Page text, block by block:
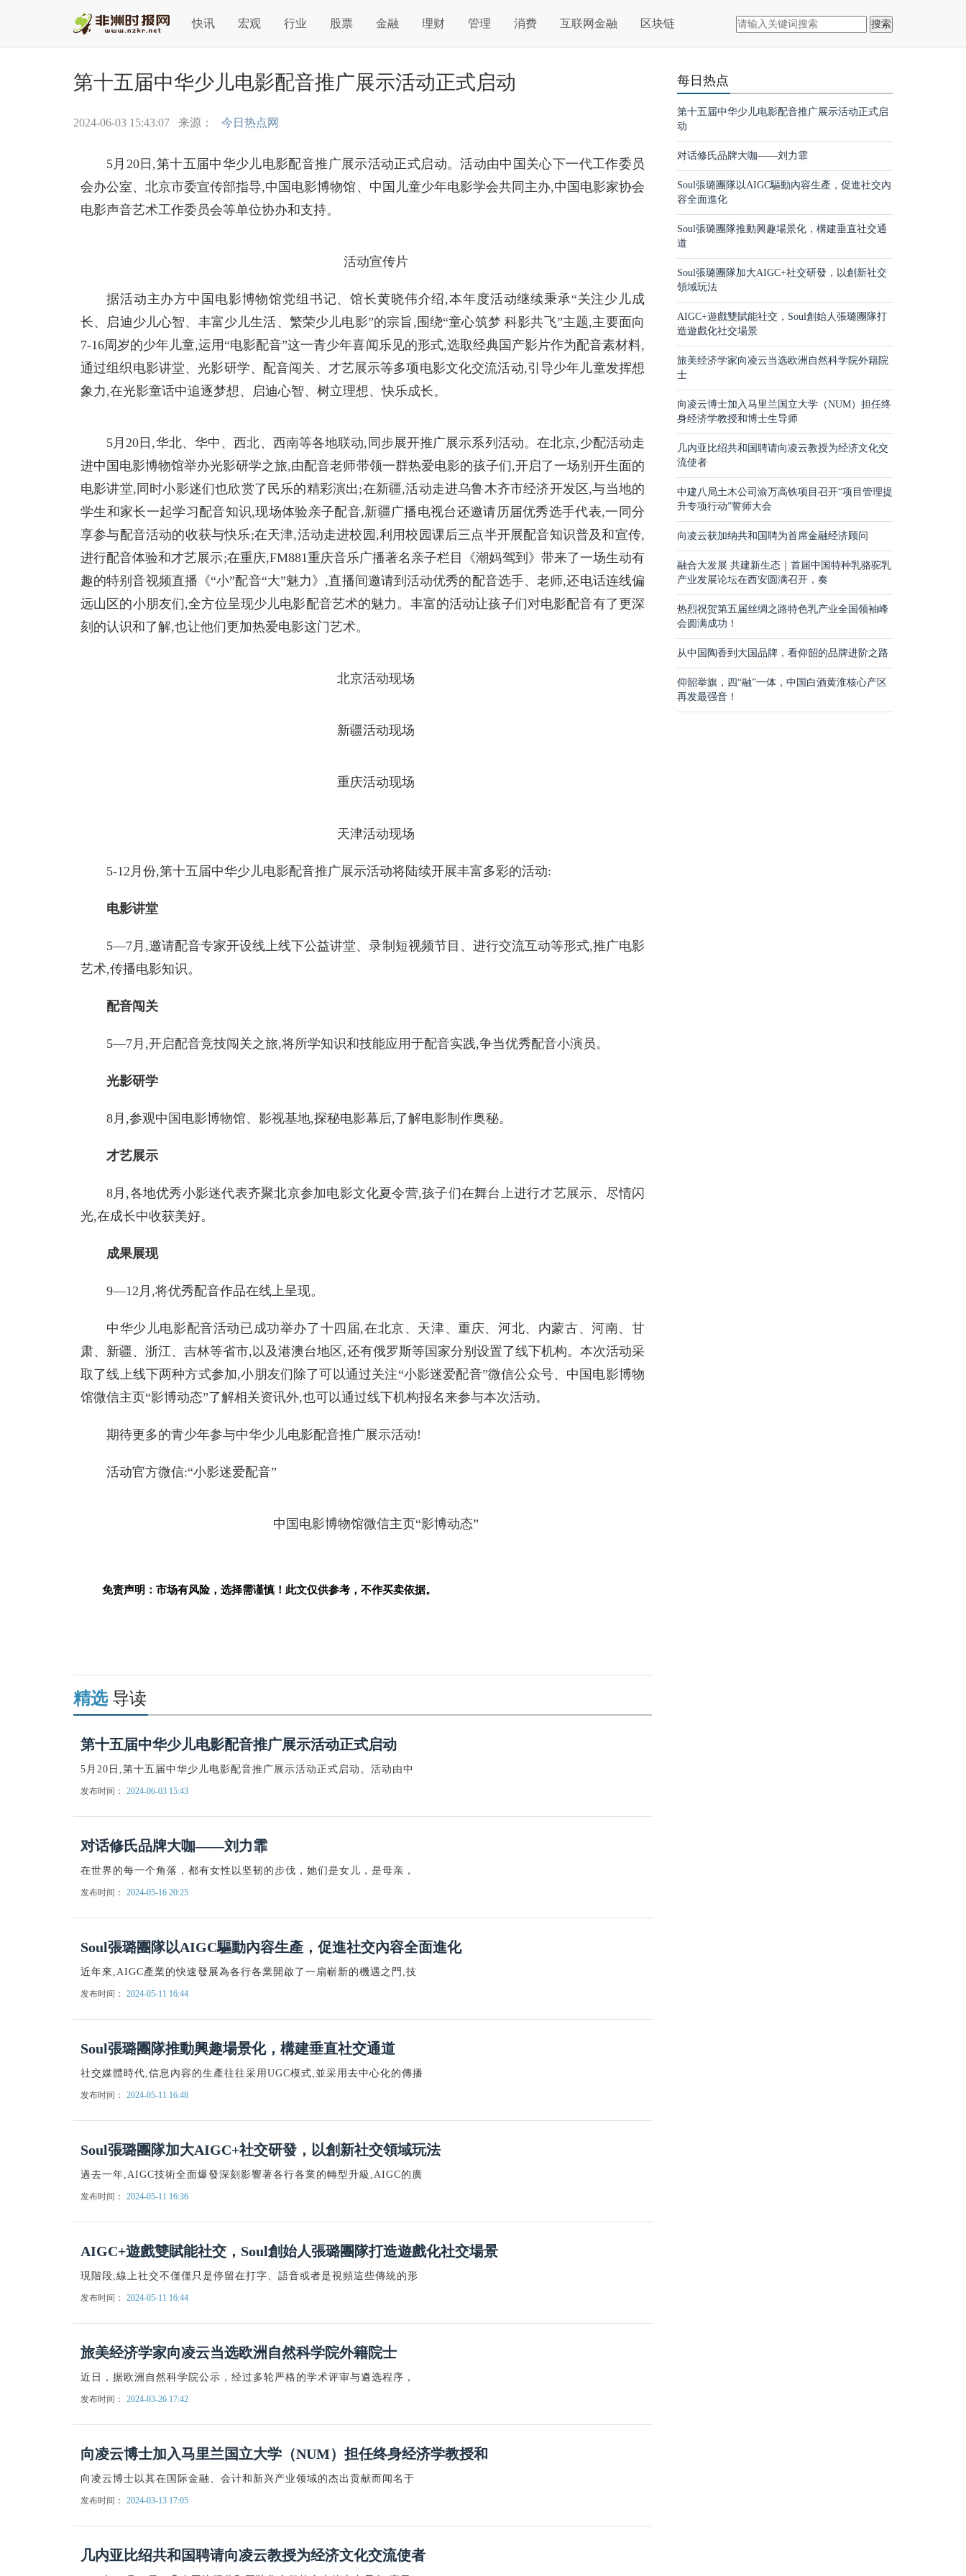
快讯 宏观 行业 股票 金融 理财 管理 消费 互联网金融 区块链 搜索
第十五届中华少儿电影配音推广展示活动正式启动
2024-06-03 15:43:07 来源： 今日热点网
5月20日,第十五届中华少儿电影配音推广展示活动正式启动。活动由中国关心下一代工作委员
会办公室、北京市委宣传部指导,中国电影博物馆、 中国儿童少年电影学会共同主办,中国电影家协会
电影声音艺术工作委员会等单位协办和支持。
活动宣传片
据活动主办方中国电影博物馆党组 书记、馆长黄晓伟介绍,本年度活动继续秉承“关注少儿成
长、启迪少儿心智、丰富少儿生活、繁荣少儿电影”的宗旨,围绕“童心筑梦 科影共飞”主题,主要面向
7-16周岁的少年儿童,运用“电影配音”这一青少年喜闻乐见的形式,选取经典国产影片作为配音素材料,
通过组织电影讲堂、光影研学、配音闯关、才艺展示等多项电影文化交流活动,引导少年儿童发挥想
象力,在光影童话中追逐梦想、启迪心智、树立理想、快乐成长。
5月20日,华北、华中、西北、西南等各地联动,同步展开推广展示系列活动。在北京,少配活动走
进中国电影博物馆举办光影研学之旅,由配音老师带领一群热爱电影的孩子们,开启了一场别开生面的
电影讲堂,同时小影迷们也欣赏了民乐的精彩演出;在新疆,活动走进乌鲁木齐市经济开发区,与当地的
学生和家长一起学习配音知识,现场体验亲子配音,新疆广播电视台还邀请历届优秀选手代表,一同分
享参与配音活动的收获与快乐;在天津,活动走进校园,利用校园课后三点半开展配音知识普及和宣传,
进行配音体验和才艺展示;在重庆,FM881重庆音乐广播著名亲子栏目《潮妈驾到》带来了一场生动有
趣的特别音视频直播《“小”配音“大”魅力》,直播间邀请到活动优秀的配音选手、老师,还电话连线偏
远山区的小朋友们,全方位呈现少儿电影配音艺术的魅力。丰富的活动让孩子们对电影配音有了更深
刻的认识和了解,也让他们更加热爱电影这门艺术。
北京活动现场
新疆活动现场
重庆活动现场
天津活动现场
5-12月份,第十五届中华少儿电影配音推广展示活动将陆续开展丰富多彩的活动:
电影讲堂
5—7月,邀请配音专家开设线上线下公益讲堂、录制短视频节目、进行交流互动等形式,推广电影
艺术,传播电影知识。
配音闯关
5—7月,开启配音竞技闯关之旅,将所学知识和技能应用于配音实践,争当优秀配音小演员。
光影研学
8月,参观中国电影博物馆、影视基地,探秘电影幕后,了解电影制作奥秘。
才艺展示
8月,各地优秀小影迷代表齐聚北京参加电影文化夏令营,孩子们在舞台上进行才艺展示、尽情闪
光,在成长中收获美好。
成果展现
9—12月,将优秀配音作品在线上呈现。
中华少儿电影配音活动已成功举办了十四届,在北京、天津、重庆、河北、内蒙古、河南、甘
肃、新疆、浙江、吉林等省市,以及港澳台地区,还有俄罗斯等国家分别设置了线下机构。本次活动采
取了线上线下两种方式参加,小朋友们除了可以通过关注“小影迷爱配音”微信公众号、 中国电影博物
馆微信主页“影博动态”了解相关资讯外,也可以通过线下机构报名来参与本次活动。
期待更多的青少年参与中华少儿电影配音推广展示活动!
活动官方微信:“小影迷爱配音”
中国电影博物馆微信主页“影博动态”
免责声明：市场有风险，选择需谨慎！此文仅供参考，不作买卖依据。
精选导读
第十五届中华少儿电影配音推广展示活动正式启动
5月20日,第十五届中华少儿电影配音推广展示活动正式启动。活动由中
发布时间： 2024-06-03 15:43
对话修氏品牌大咖——刘力霏
在世界的每一个角落，都有女性以坚韧的步伐，她们是女儿，是母亲，
发布时间： 2024-05-16 20:25
Soul張璐團隊以AIGC驅動內容生產，促進社交內容全面進化
近年來,AIGC產業的快速發展為各行各業開啟了一扇嶄新的機遇之門,技
发布时间： 2024-05-11 16:44
Soul張璐團隊推動興趣場景化，構建垂直社交通道
社交媒體時代,信息內容的生產往往采用UGC模式,並采用去中心化的傳播
发布时间： 2024-05-11 16:48
Soul張璐團隊加大AIGC+社交研發，以創新社交領域玩法
過去一年,AIGC技術全面爆發深刻影響著各行各業的轉型升級,AIGC的廣
发布时间： 2024-05-11 16:36
AIGC+遊戲雙賦能社交，Soul創始人張璐團隊打造遊戲化社交場景
現階段,線上社交不僅僅只是停留在打字、語音或者是視頻這些傳統的形
发布时间： 2024-05-11 16:44
旅美经济学家向凌云当选欧洲自然科学院外籍院士
近日，据欧洲自然科学院公示，经过多轮严格的学术评审与遴选程序，
发布时间： 2024-03-26 17:42
向凌云博士加入马里兰国立大学（NUM）担任终身经济学教授和
向凌云博士以其在国际金融、会计和新兴产业领域的杰出贡献而闻名于
发布时间： 2024-03-13 17:05
几内亚比绍共和国聘请向凌云教授为经济文化交流使者
每日热点
第十五届中华少儿电影配音推广展示活动正式启
动
对话修氏品牌大咖——刘力霏
Soul張璐團隊以AIGC驅動內容生產，促進社交內
容全面進化
Soul張璐團隊推動興趣場景化，構建垂直社交通
道
Soul張璐團隊加大AIGC+社交研發，以創新社交
領域玩法
AIGC+遊戲雙賦能社交，Soul創始人張璐團隊打
造遊戲化社交場景
旅美经济学家向凌云当选欧洲自然科学院外籍院
士
向凌云博士加入马里兰国立大学（NUM）担任终
身经济学教授和博士生导师
几内亚比绍共和国聘请向凌云教授为经济文化交
流使者
中建八局土木公司渝万高铁项目召开“项目管理提
升专项行动”誓师大会
向凌云获加纳共和国聘为首席金融经济顾问
融合大发展 共建新生态｜首届中国特种乳骆驼乳
产业发展论坛在西安圆满召开，奏
热烈祝贺第五届丝绸之路特色乳产业全国领袖峰
会圆满成功！
从中国陶香到大国品牌，看仰韶的品牌进阶之路
仰韶举旗，四“融”一体，中国白酒黄淮核心产区
再发最强音！